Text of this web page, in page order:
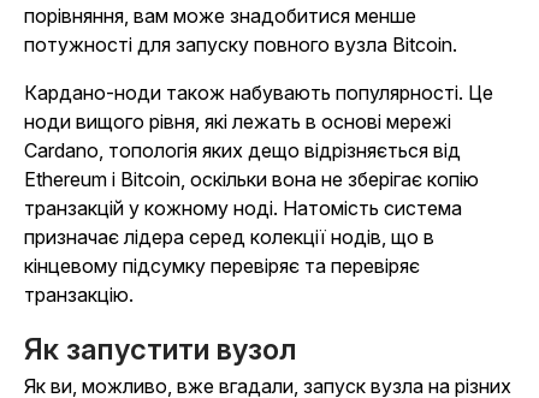
порівняння, вам може знадобитися менше
потужності для запуску повного вузла Bitcoin.
Кардано-ноди також набувають популярності. Це
ноди вищого рівня, які лежать в основі мережі
Cardano, топологія яких дещо відрізняється від
Ethereum і Bitcoin, оскільки вона не зберігає копію
транзакцій у кожному ноді. Натомість система
призначає лідера серед колекції нодів, що в
кінцевому підсумку перевіряє та перевіряє
транзакцію.
Як запустити вузол
Як ви, можливо, вже вгадали, запуск вузла на різних